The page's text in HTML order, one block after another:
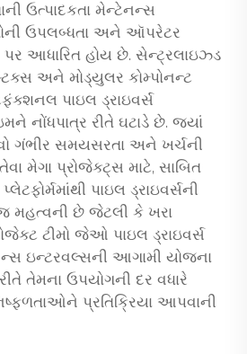
ઉત્પાદકતા મેન્ટેનન્સ
ઉપલબ્ધતા અને ઑપરેટર
પર આધારિત હોય છે. સેન્ટ્રલાઇઝ્ડ
અને મોડ્યુલર કોમ્પોનન્ટ
પાઇલ ડ્રાઇવર્સ
નોંધપાત્ર રીતે ઘટાડે છે. જ્યાં
ગંભીર સમયસરતા અને ખર્ચની
મેગા પ્રોજેક્ટ્સ માટે, સાબિત
પાઇલ ડ્રાઇવર્સની
મહત્વની છે જેટલી કે ખરા
ટીમો જેઓ પાઇલ ડ્રાઇવર્સ
ઇન્ટરવલ્સની આગામી યોજના
તેમના ઉપયોગની દર વધારે
પ્રતિક્રિયા આપવાની